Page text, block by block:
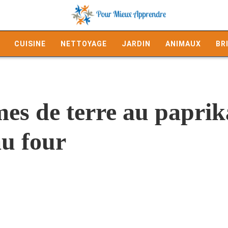
CUISINE NETTOYAGE JARDIN ANIMAUX
de terre au
four